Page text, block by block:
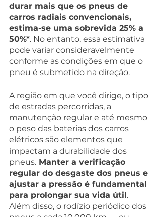
durar mais que os pneus de
carros radiais convencionais,
estima-se uma sobrevida 25% a
50%*. No entanto, essa estimativa
pode variar consideravelmente
conforme as condições em que o
pneu é submetido na direção.
A região em que você dirige, o tipo
de estradas percorridas, a
manutenção regular e até mesmo
o peso das baterias dos carros
elétricos são elementos que
impactam a durabilidade dos
pneus. Manter a verificação
regular do desgaste dos pneus e
ajustar a pressão é fundamental
para prolongar sua vida útil.
Além disso, o rodízio periódico dos